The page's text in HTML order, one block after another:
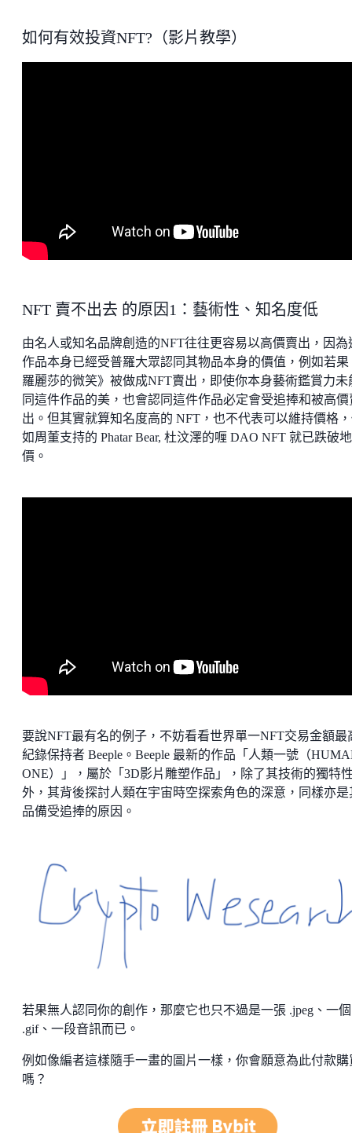
如何有效投資NFT?（影片教學）
NFT 賣不出去 的原因1：藝術性、知名度低
由名人或知名品牌創造的NFT往往更容易以高價賣出，因為
作品本身已經受普羅大眾認同其物品本身的價值，例如若果
羅麗莎的微笑》被做成NFT賣出，即使你本身藝術鑑賞力未
同這件作品的美，也會認同這件作品必定會受追捧和被高價
出。但其實就算知名度高的 NFT，也不代表可以維持價格
如周董支持的 Phatar Bear, 杜汶澤的喱 DAO NFT 就已跌破
價。
要說NFT最有名的例子，不妨看看世界單一NFT交易金額最
紀錄保持者 Beeple。Beeple 最新的作品「人類一號（
ONE）」，屬於「3D影片雕塑作品」，除了其技術的獨特
外，其背後探討人類在宇宙時空探索角色的深意，同樣亦是
品備受追捧的原因。
若果無人認同你的創作，那麼它也只不過是一張 .jpeg、一個
.gif、一段音訊而已。
例如像編者這樣隨手一畫的圖片一樣，你會願意為此付款購
嗎？